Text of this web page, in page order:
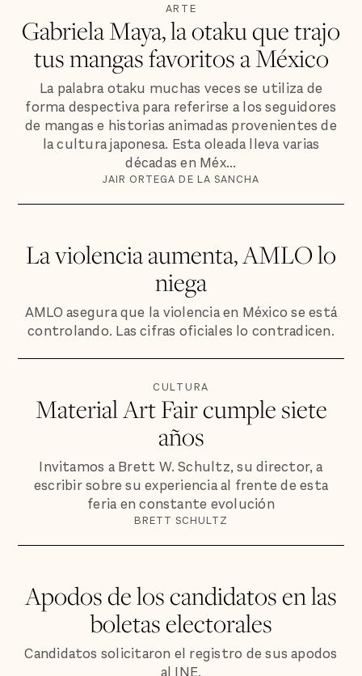
ARTE
Gabriela Maya, la otaku que trajo
tus mangas favoritos a México
La palabra otaku muchas veces se utiliza de
forma despectiva para referirse a los seguidores
de mangas e historias animadas provenientes de
la cultura japonesa. Esta oleada lleva varias
décadas en Méx...
JAIR ORTEGA DE LA SANCHA
La violencia aumenta, AMLO lo
niega
AMLO asegura que la violencia en México se está
controlando. Las cifras oficiales lo contradicen.
CULTURA
Material Art Fair cumple siete
años
Invitamos a Brett W. Schultz, su director, a
escribir sobre su experiencia al frente de esta
feria en constante evolución
BRETT SCHULTZ
Apodos de los candidatos en las
boletas electorales
Candidatos solicitaron el registro de sus apodos
al INE.